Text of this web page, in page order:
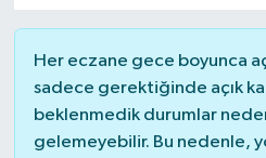
Her eczane gece boyunca
sadece gerektiğinde açık
beklenmedik durumlar
gelemeyebilir. Bu nedenle,